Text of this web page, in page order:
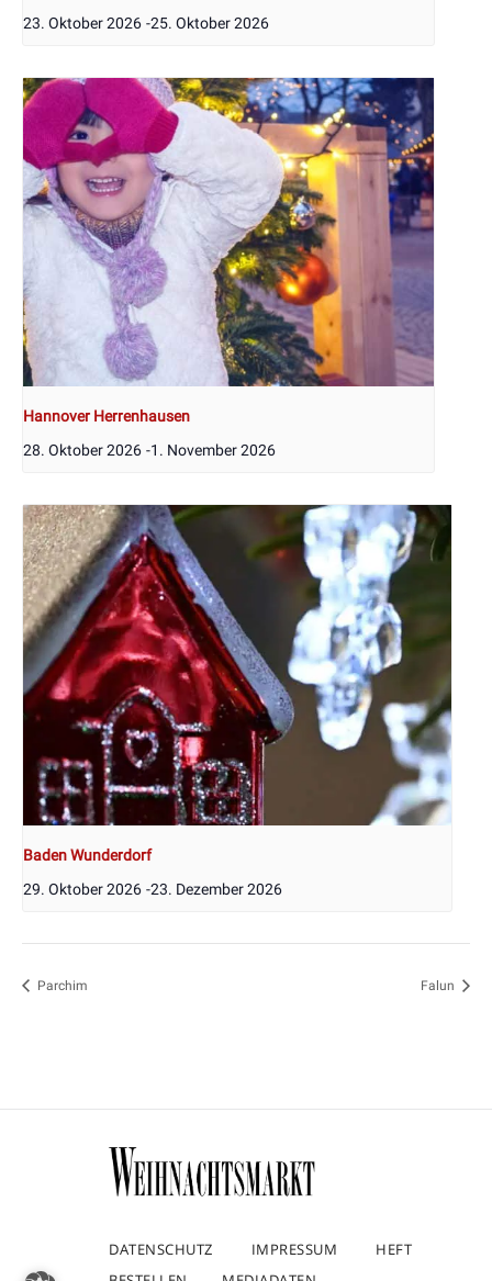
23. Oktober 2026 -25. Oktober 2026
Hannover Herrenhausen
28. Oktober 2026 -1. November 2026
Baden Wunderdorf
29. Oktober 2026 -23. Dezember 2026
Parchim Falun
DATENSCHUTZ IMPRESSUM
HEFT